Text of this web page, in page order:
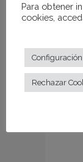
Para obtener
cookies,
Rechazar